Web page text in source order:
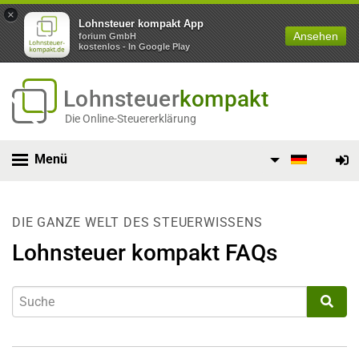
×
Lohnsteuer kompakt App
forium GmbH
kostenlos - In Google Play
Ansehen
Lohnsteuerkompakt
Die Online-Steuererklärung
Menü
DIE GANZE WELT DES STEUERWISSENS
Lohnsteuer kompakt FAQs